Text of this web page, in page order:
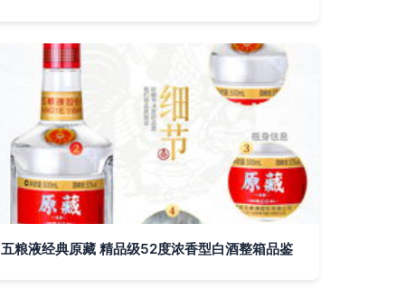
五粮液经典原藏 精品级52度浓香型白酒整箱品鉴